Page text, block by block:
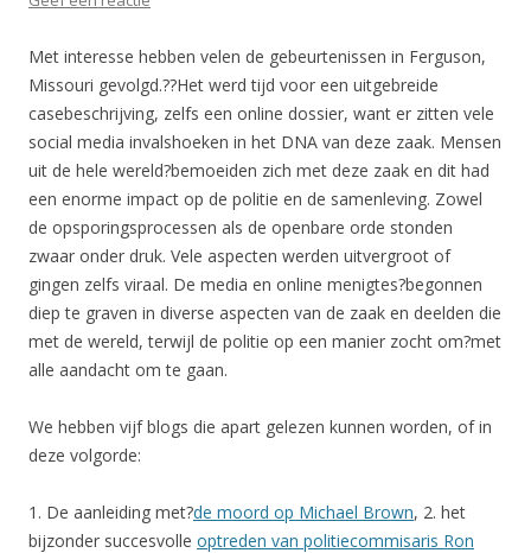
Met interesse hebben velen de gebeurtenissen in Ferguson,
Missouri gevolgd.??Het werd tijd voor een uitgebreide
casebeschrijving, zelfs een online dossier, want er zitten vele
social media invalshoeken in het DNA van deze zaak. Mensen
uit de hele wereld?bemoeiden zich met deze zaak en dit had
een enorme impact op de politie en de samenleving. Zowel
de opsporingsprocessen als de openbare orde stonden
zwaar onder druk. Vele aspecten werden uitvergroot of
gingen zelfs viraal. De media en online menigtes?begonnen
diep te graven in diverse aspecten van de zaak en deelden die
met de wereld, terwijl de politie op een manier zocht om?met
alle aandacht om te gaan.
We hebben vijf blogs die apart gelezen kunnen worden, of in
deze volgorde:
1. De aanleiding met?de moord op Michael Brown, 2. het
bijzonder succesvolle optreden van politiecommisaris Ron